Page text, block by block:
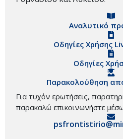
Αναλυτικό
Οδηγίες Χρήσης
Οδηγίες
Παρακολούθηση
Για τυχόν ερωτήσεις,
παρακαλώ επικοινωνήστε